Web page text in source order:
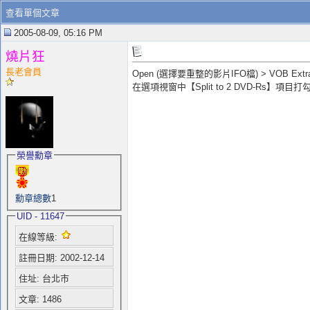
查看單個文章
2005-08-09, 05:16 PM
燒片狂
長老會員
榮譽勳章
勳章總數1
UID - 11647
在線等級:
註冊日期: 2002-12-14
住址: 台北市
文章: 1486
Open (選擇要重整的影片IFO檔) > VOB
在選項視窗中【Split to 2 DVD-Rs】項目打